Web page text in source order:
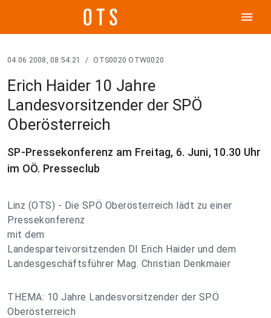
menu
04.06.2008, 08:54:21 / OTS0020 OTW0020
Erich Haider 10 Jahre
Landesvorsitzender der SPÖ
Oberösterreich
SP-Pressekonferenz am Freitag, 6. Juni, 10.30 Uhr
im OÖ. Presseclub
Linz (OTS) - Die SPÖ Oberösterreich lädt zu einer
Pressekonferenz
mit dem
Landesparteivorsitzenden DI Erich Haider und dem
Landesgeschäftsführer Mag. Christian Denkmaier
THEMA: 10 Jahre Landesvorsitzender der SPÖ
Oberösterreich